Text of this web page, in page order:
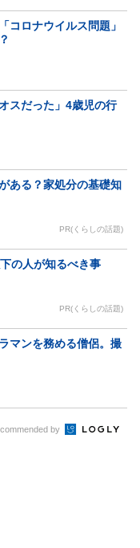
コロナウイルス問題」
スだった」4歳児の行
ある？家処分の基礎知
PR(くらしの話題)
の人が知るべき事
PR(くらしの話題)
マンを務める僧侶。撮
by